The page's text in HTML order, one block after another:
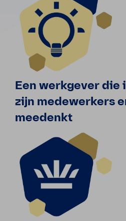
Een werkgever die
zijn medewerkers
meedenkt